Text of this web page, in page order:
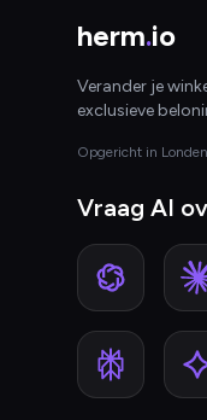
herm.io
Verander je
exclusieve
Opgericht in
Vraag AI